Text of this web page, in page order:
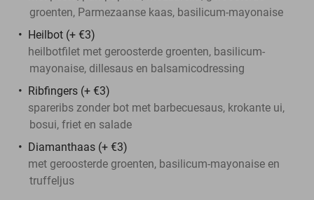
groenten, Parmezaanse kaas, basilicum-mayonaise
Heilbot (+ €3)
heilbotfilet met geroosterde groenten, basilicum-
mayonaise, dillesaus en balsamicodressing
Ribfingers (+ €3)
spareribs zonder bot met barbecuesaus, krokante ui,
bosui, friet en salade
Diamanthaas (+ €3)
met geroosterde groenten, basilicum-mayonaise en
truffeljus